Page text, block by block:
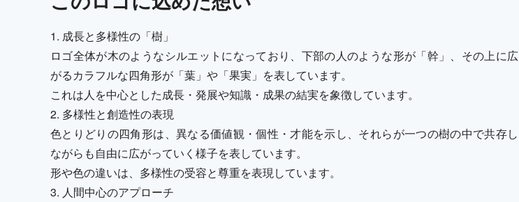
1. 成長と多様性の「樹」
ロゴ全体が木のようなシルエットになっており、下部の人のような形が「幹」、その上に広
がるカラフルな四角形が「葉」や「果実」を表しています。
これは人を中心とした成長・発展や知識・成果の結実を象徴しています。
2. 多様性と創造性の表現
色とりどりの四角形は、異なる価値観・個性・才能を示し、それらが一つの樹の中で共存し
ながらも自由に広がっていく様子を表しています。
形や色の違いは、多様性の受容と尊重を表現しています。
3. 人間中心のアプローチ